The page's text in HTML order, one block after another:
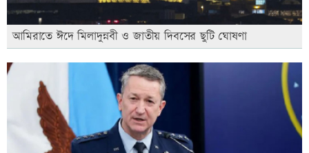
আমিরাতে ঈদে মিলাদুন্নবী ও জাতীয় দিবসের ছুটি ঘোষণা